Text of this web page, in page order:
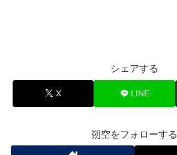
シェアする
X LINE
朔空をフォローする